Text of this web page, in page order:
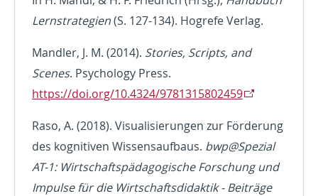
Lernstrategien(S. 127-134). Hogrefe Verlag.
Mandler, J. M. (2014). Stories, Scripts, and
Scenes. Psychology Press.
https://doi.org/10.4324/9781315802459
Raso, A. (2018). Visualisierungen zur Förderung
des kognitiven Wissensaufbaus. bwp@Spezial
AT-1: Wirtschaftspädagogische Forschung und
Impulse für die Wirtschaftsdidaktik - Beiträge